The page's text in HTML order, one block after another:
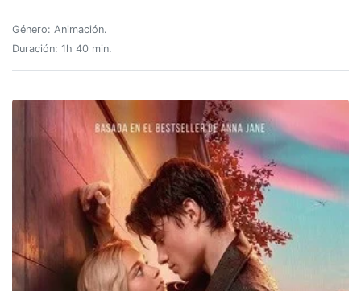
Género: Animación.
Duración: 1h 40 min.